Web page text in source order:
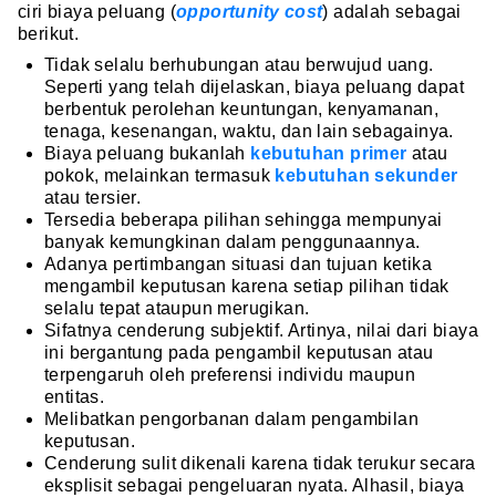
ciri biaya peluang (opportunity cost) adalah sebagai
berikut.
Tidak selalu berhubungan atau berwujud uang.
Seperti yang telah dijelaskan, biaya peluang dapat
berbentuk perolehan keuntungan, kenyamanan,
tenaga, kesenangan, waktu, dan lain sebagainya.
Biaya peluang bukanlah kebutuhan primer atau
pokok, melainkan termasuk kebutuhan sekunder
atau tersier.
Tersedia beberapa pilihan sehingga mempunyai
banyak kemungkinan dalam penggunaannya.
Adanya pertimbangan situasi dan tujuan ketika
mengambil keputusan karena setiap pilihan tidak
selalu tepat ataupun merugikan.
Sifatnya cenderung subjektif. Artinya, nilai dari biaya
ini bergantung pada pengambil keputusan atau
terpengaruh oleh preferensi individu maupun
entitas.
Melibatkan pengorbanan dalam pengambilan
keputusan.
Cenderung sulit dikenali karena tidak terukur secara
eksplisit sebagai pengeluaran nyata. Alhasil, biaya